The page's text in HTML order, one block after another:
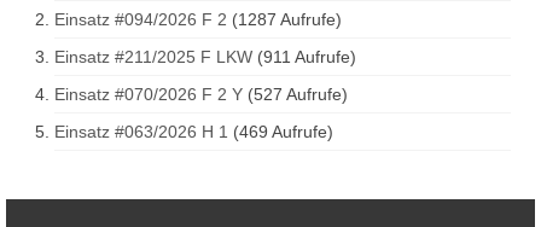
Gerätewagen Gefahrgut GW-G
GDekonP-LKW
Kleinalarmfahrzeug KLAF
Einsatz #094/2026 F 2 (1287 Aufrufe)
Einsatz #211/2025 F LKW (911 Aufrufe)
Einsatz #070/2026 F 2 Y (527 Aufrufe)
Einsatz #063/2026 H 1 (469 Aufrufe)